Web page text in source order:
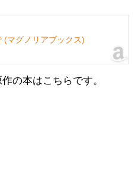
(マグノリアブックス)
の本はこちらです。